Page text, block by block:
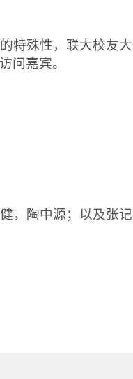
特殊性，联大校友
问嘉宾。
陶中源；以及张记